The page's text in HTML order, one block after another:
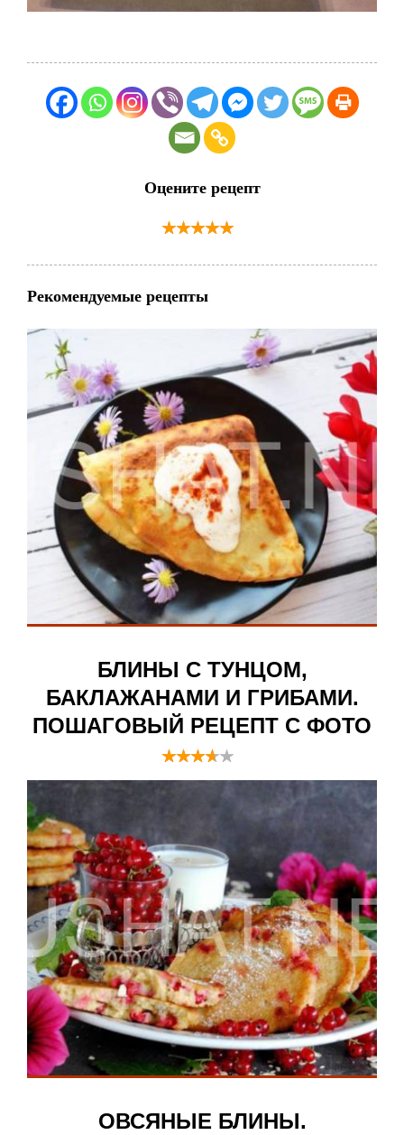
Оцените рецепт
Рекомендуемые рецепты
БЛИНЫ С ТУНЦОМ,
БАКЛАЖАНАМИ И ГРИБАМИ.
ПОШАГОВЫЙ РЕЦЕПТ С ФОТО
ОВСЯНЫЕ БЛИНЫ.